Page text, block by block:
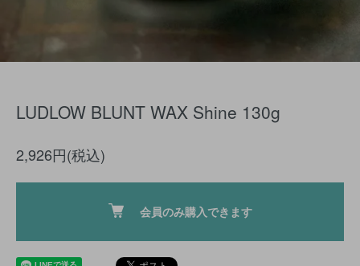
LUDLOW BLUNT WAX Shine 130g
2,926円(税込)
会員のみ購入できます